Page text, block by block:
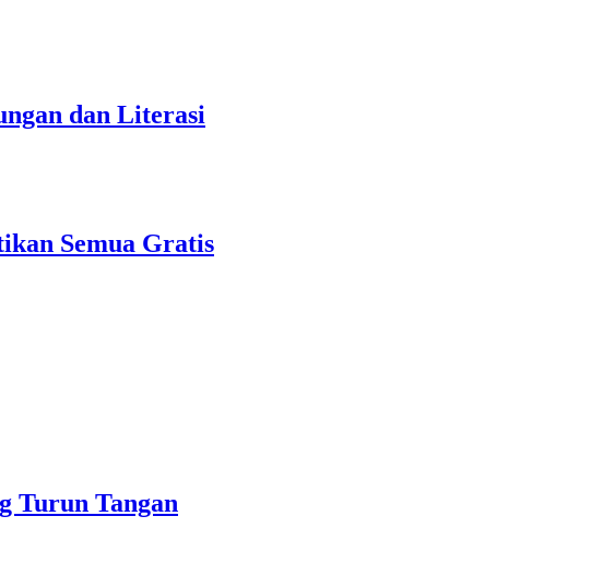
dan Literasi
Semua Gratis
Turun Tangan